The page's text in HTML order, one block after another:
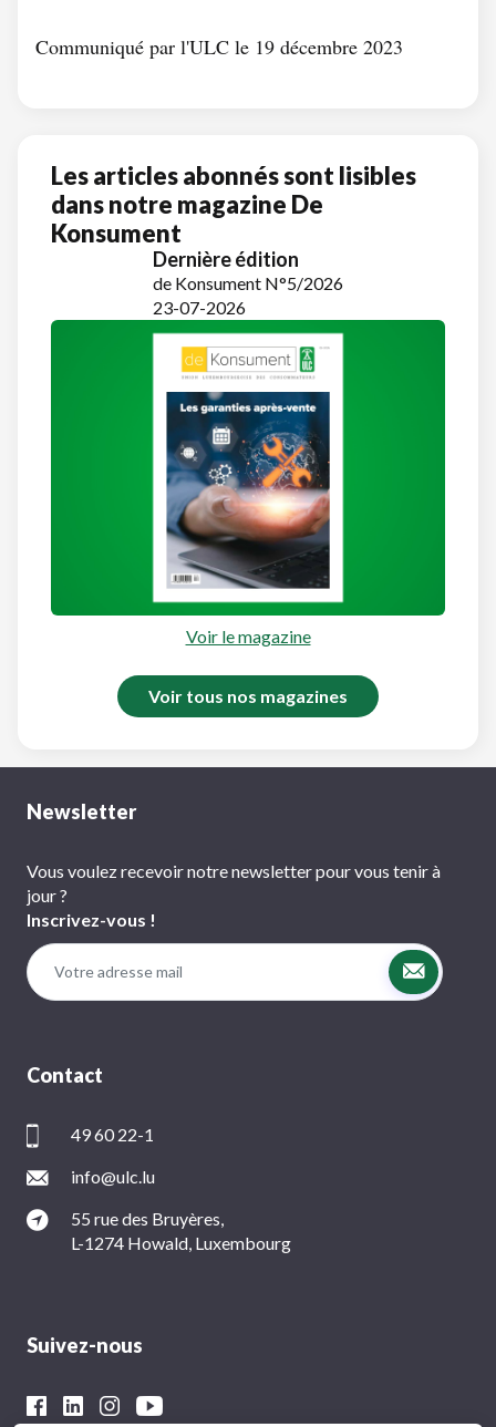
Communiqué par l'ULC le 19 décembre 2023
Les articles abonnés sont lisibles
dans notre magazine De
Konsument
Dernière édition
de Konsument N°5/2026
23-07-2026
Voir le magazine
Voir tous nos magazines
Newsletter
Vous voulez recevoir notre newsletter pour vous tenir à
jour ?
Inscrivez-vous !
Contact
49 60 22-1
info@ulc.lu
55 rue des Bruyères,
L-1274 Howald, Luxembourg
Suivez-nous